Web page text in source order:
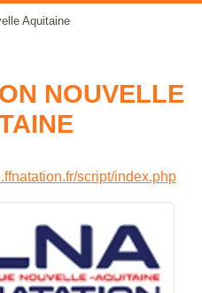
Aquitaine
NOUVELLE
script/index.php